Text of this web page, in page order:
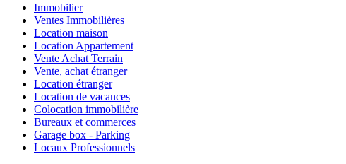
Immobilier
Ventes Immobilières
Location maison
Location Appartement
Vente Achat Terrain
Vente, achat étranger
Location étranger
Location de vacances
Colocation immobilière
Bureaux et commerces
Garage box - Parking
Locaux Professionnels